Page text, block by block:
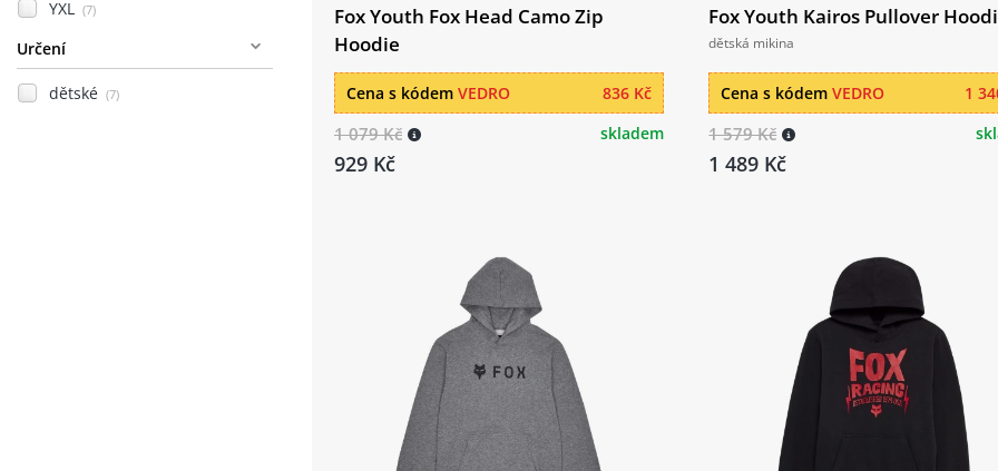
YXL (7)
Určení
dětské (7)
Fox Youth Fox Head Camo Zip
Hoodie
836 Kč
Cena s kódem VEDRO
1 079 Kč
929 Kč
skladem
Fox Youth Kairos Pullover
dětská mikina
1
Cena s kódemVEDRO
1 579 Kč
1 489 Kč